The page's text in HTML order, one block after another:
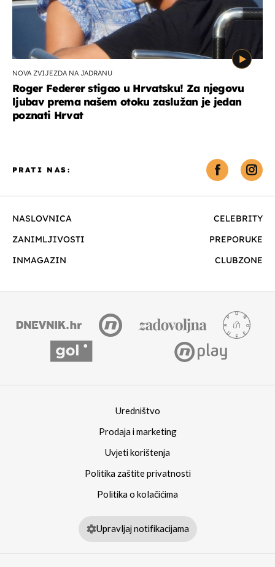
NOVA ZVIJEZDA NA JADRANU
Roger Federer stigao u Hrvatsku! Za njegovu
ljubav prema našem otoku zaslužan je jedan
poznati Hrvat
NASLOVNICA
CELEBRITY
ZANIMLJIVOSTI
PREPORUKE
INMAGAZIN
CLUBZONE
PRATI NAS:
Uredništvo
Prodaja i marketing
Uvjeti korištenja
Politika zaštite privatnosti
Politika o kolačićima
Upravljaj notifikacijama